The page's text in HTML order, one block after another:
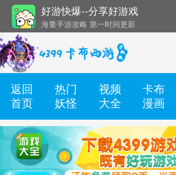
好游快爆--分享好游戏
海量手游攻略 第一时间更新
还有几十款实用辅助工具
返回
首页
热门
妖怪
视频
大全
卡布
漫画